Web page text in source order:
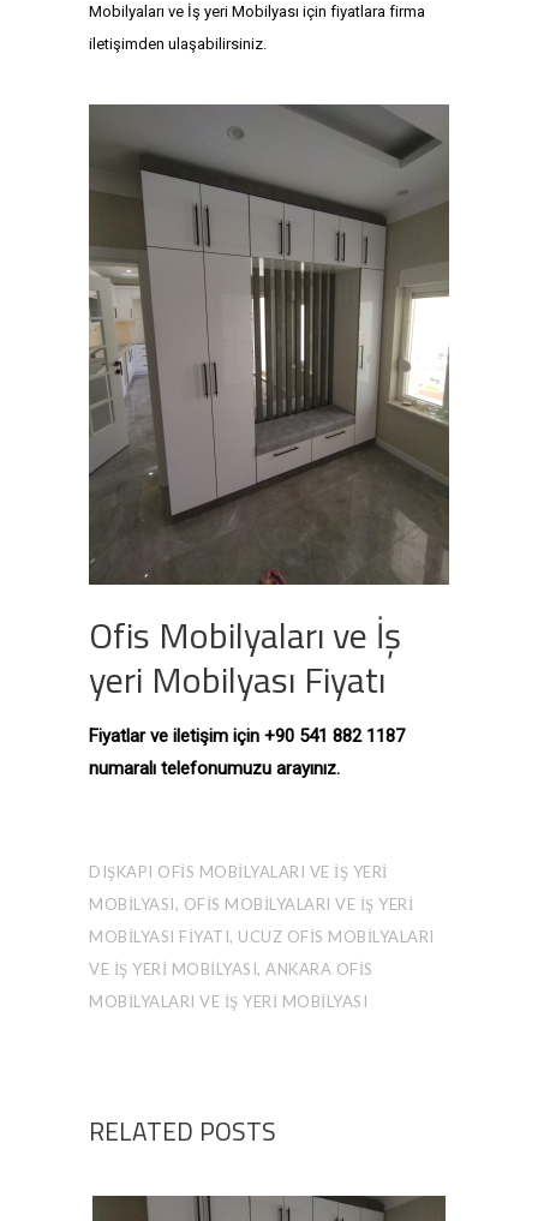
Mobilyaları ve İş yeri Mobilyası için fiyatlara firma
iletişimden ulaşabilirsiniz.
Ofis Mobilyaları ve İş
yeri Mobilyası Fiyatı
Fiyatlar ve iletişim için +90 541 882 1187
numaralı telefonumuzu arayınız.
DIŞKAPI OFIS MOBILYALARI VE İŞ YERI
MOBILYASI, OFIS MOBILYALARI VE İŞ YERI
MOBILYASI FIYATI, UCUZ OFIS MOBILYALARI
VE İŞ YERI MOBILYASI, ANKARA OFIS
MOBILYALARI VE İŞ YERI MOBILYASI
RELATED POSTS